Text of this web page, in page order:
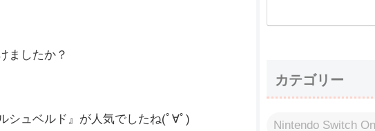
カテゴリー
Nintendo Switch